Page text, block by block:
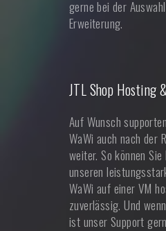
gerne bei der
Erweiterung.
JTL Shop Hosting
Auf Wunsch
WaWi auch nach der
weiter. So können
unseren
WaWi auf einer VM
zuverlässig. Und
ist unser Support